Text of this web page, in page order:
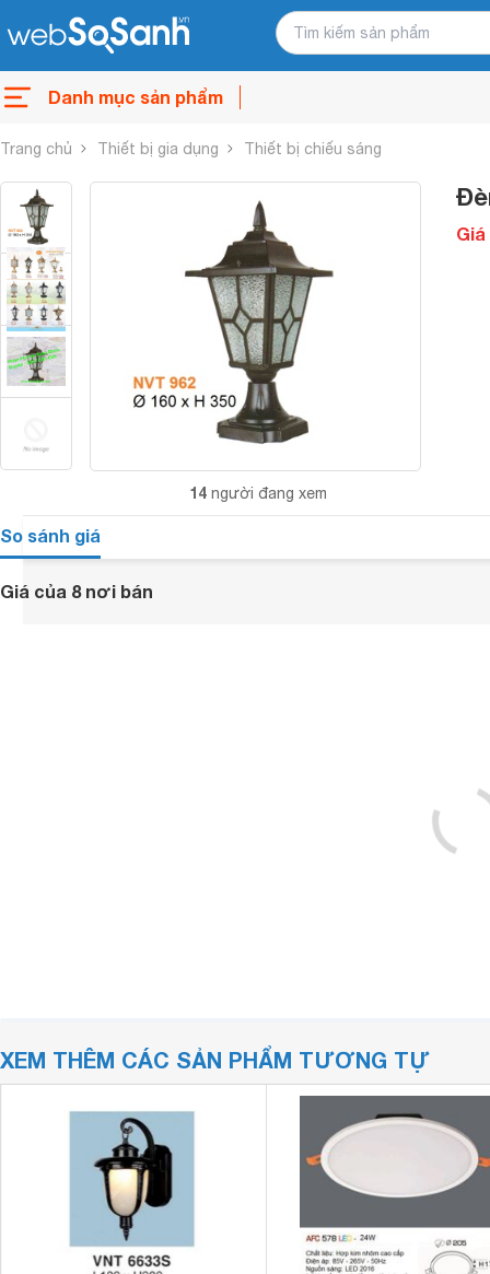
Danh mục sản phẩm
Trang chủ Thiết bị gia dụng Thiết bị chiếu sáng
14 người đang xem
So sánh giá
Giá của 8 nơi bán
XEM THÊM CÁC SẢN PHẨM TƯƠNG TỰ